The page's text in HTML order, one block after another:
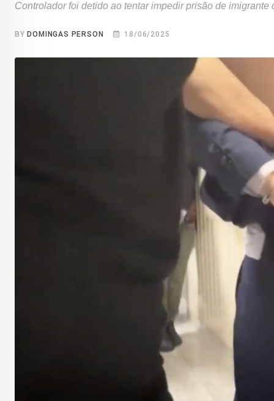
Controlador foi detido ao tentar impedir prisão de
BY DOMINGAS PERSON 18/06/2025